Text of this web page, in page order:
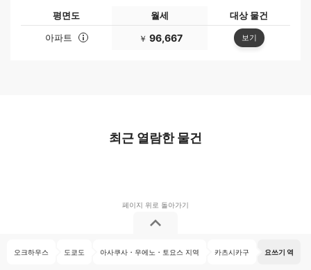
평면도 월세
대상 물건
아파트
￥ 96,667 보기
최근 열람한 물건
오크하우스 도쿄도 아사쿠사・우에노・토요스 지역 카츠시카구 요쓰기 역